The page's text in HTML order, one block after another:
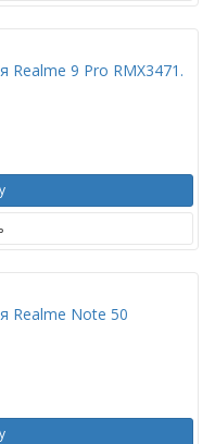
Realme 9 Pro RMX3471.
Realme Note 50